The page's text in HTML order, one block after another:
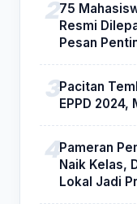
75
Resmi
Pesan
Pacitan
EPPD 2024,
Pameran
Naik Kelas,
Lokal Jadi